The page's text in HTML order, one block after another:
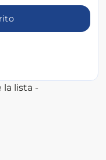
la lista -